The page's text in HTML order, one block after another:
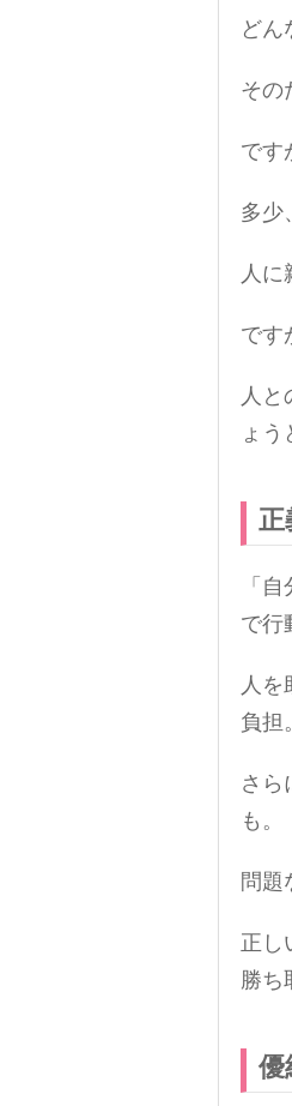
どん
その
です
多少
人に
です
人
ょう
正
「
で行
人
負担
さら
も。
問題
正し
勝ち
優